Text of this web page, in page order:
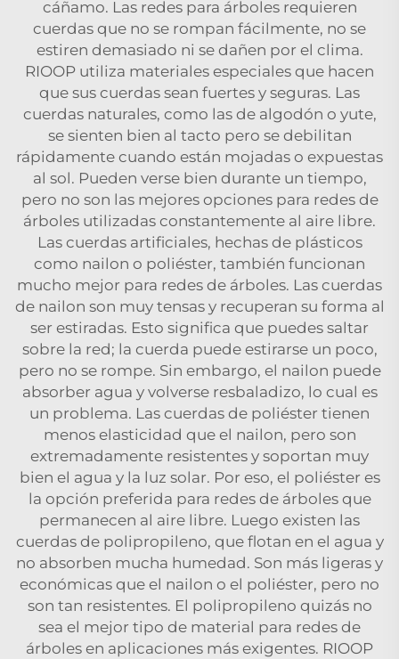
cáñamo. Las redes para árboles requieren
cuerdas que no se rompan fácilmente, no se
estiren demasiado ni se dañen por el clima.
RIOOP utiliza materiales especiales que hacen
que sus cuerdas sean fuertes y seguras. Las
cuerdas naturales, como las de algodón o yute,
se sienten bien al tacto pero se debilitan
rápidamente cuando están mojadas o expuestas
al sol. Pueden verse bien durante un tiempo,
pero no son las mejores opciones para redes de
árboles utilizadas constantemente al aire libre.
Las cuerdas artificiales, hechas de plásticos
como nailon o poliéster, también funcionan
mucho mejor para redes de árboles. Las cuerdas
de nailon son muy tensas y recuperan su forma al
ser estiradas. Esto significa que puedes saltar
sobre la red; la cuerda puede estirarse un poco,
pero no se rompe. Sin embargo, el nailon puede
absorber agua y volverse resbaladizo, lo cual es
un problema. Las cuerdas de poliéster tienen
menos elasticidad que el nailon, pero son
extremadamente resistentes y soportan muy
bien el agua y la luz solar. Por eso, el poliéster es
la opción preferida para redes de árboles que
permanecen al aire libre. Luego existen las
cuerdas de polipropileno, que flotan en el agua y
no absorben mucha humedad. Son más ligeras y
económicas que el nailon o el poliéster, pero no
son tan resistentes. El polipropileno quizás no
sea el mejor tipo de material para redes de
árboles en aplicaciones más exigentes. RIOOP